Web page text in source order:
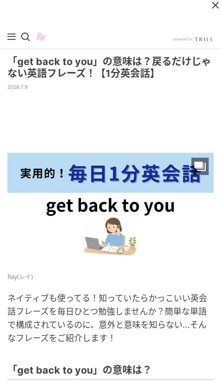
「get back to you」の意味は？戻るだけじゃ
ない英語フレーズ！【1分英会話】
2026.7.9
Ray(レイ)
ネイティブも使ってる！知っていたらかっこいい英会
話フレーズを毎日ひとつ勉強しませんか？簡単な単語
で構成されているのに、意外と意味を知らない...そん
なフレーズをご紹介します！
「get back to you」の意味は？